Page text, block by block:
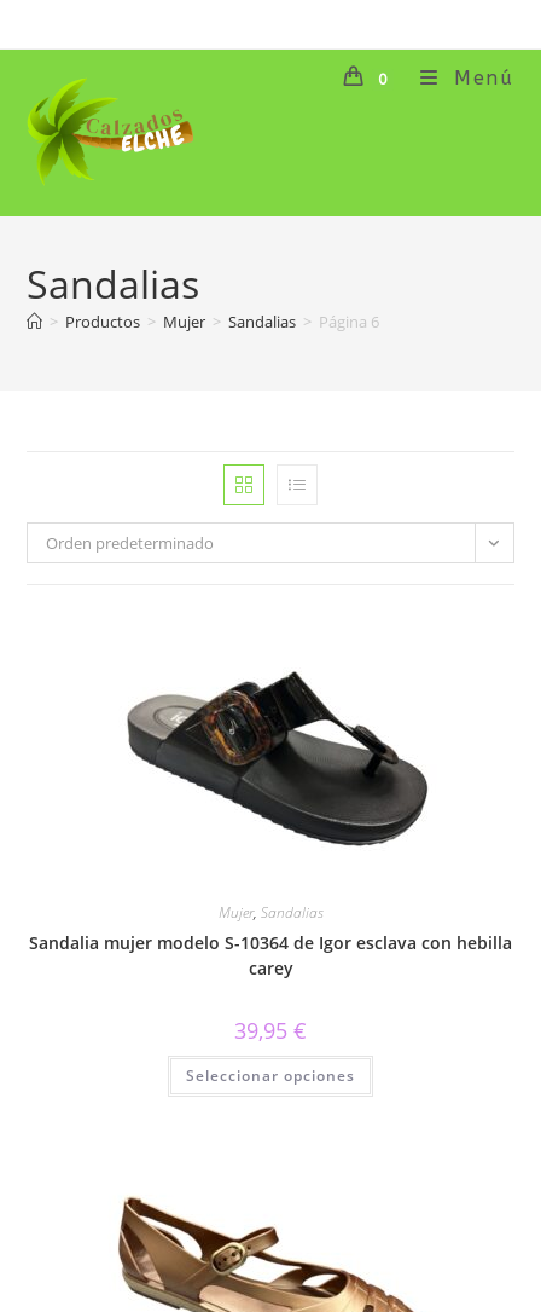
al
contenido
0 Menú
Sandalias
> Productos > Mujer > Sandalias > Página 6
Orden predeterminado
Mujer, Sandalias
Sandalia mujer modelo S-10364 de Igor esclava con hebilla
carey
39,95 €
Seleccionar opciones
Este
tiene
de
producto